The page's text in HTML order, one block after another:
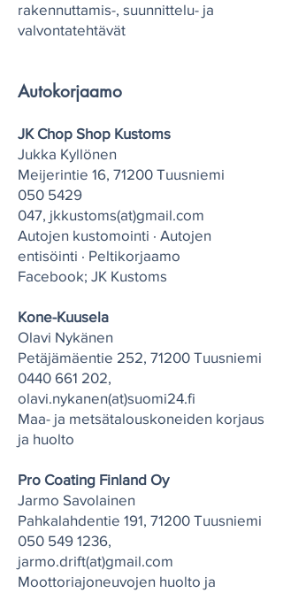
rakennuttamis-, suunnittelu- ja
valvontatehtävät
Autokorjaamo
JK Chop Shop Kustoms
Jukka Kyllönen
Meijerintie 16, 71200 Tuusniemi
050 5429
047, jkkustoms(at)gmail.com
Autojen kustomointi · Autojen
entisöinti · Peltikorjaamo
Facebook; JK Kustoms
Kone-Kuusela
Olavi Nykänen
Petäjämäentie 252, 71200 Tuusniemi
0440 661 202,
olavi.nykanen(at)suomi24.fi
Maa- ja metsätalouskoneiden korjaus
ja huolto
Pro Coating Finland Oy
Jarmo Savolainen
Pahkalahdentie 191, 71200 Tuusniemi
050 549 1236,
jarmo.drift(at)gmail.com
Moottoriajoneuvojen huolto ja